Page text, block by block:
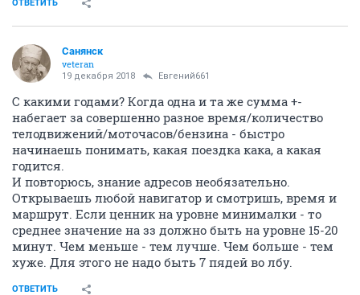
ОТВЕТИТЬ
Санянск
veteran
19 декабря 2018 Евгений661
С какими годами? Когда одна и та же сумма +-
набегает за совершенно разное время/количество
телодвижений/моточасов/бензина - быстро
начинаешь понимать, какая поездка кака, а какая
годится.
И повторюсь, знание адресов необязательно.
Открываешь любой навигатор и смотришь, время и
маршрут. Если ценник на уровне минималки - то
среднее значение на зз должно быть на уровне 15-20
минут. Чем меньше - тем лучше. Чем больше - тем
хуже. Для этого не надо быть 7 пядей во лбу.
ОТВЕТИТЬ